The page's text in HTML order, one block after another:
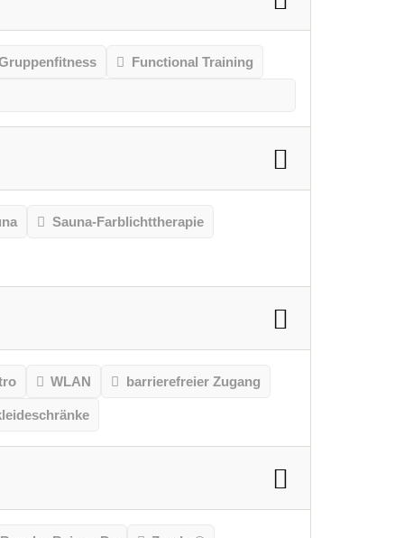
Functional Training
Sauna-Farblichttherapie
WLAN barrierefreier Zugang